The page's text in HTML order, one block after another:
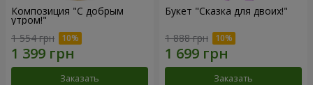
Композиция "С добрым
утром!"
1 554 грн
Заказать
Букет "Сказка для двоих!"
1 888 грн
Заказать